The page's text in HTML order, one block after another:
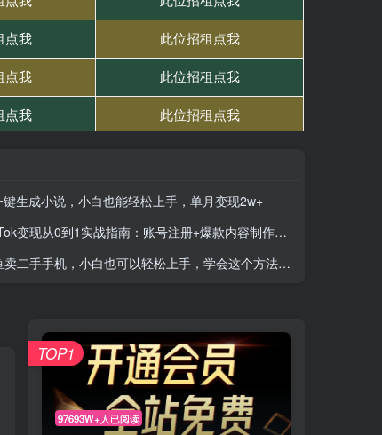
键生成小说，小白也能轻松上手，单月变现2w+
变现从0到1实战指南：账号注册+爆款内容制作+矩阵运营全链路
二手手机，小白也可以轻松上手，学会这个方法，你也可以日入800+
97693W+人已阅读
TOP1